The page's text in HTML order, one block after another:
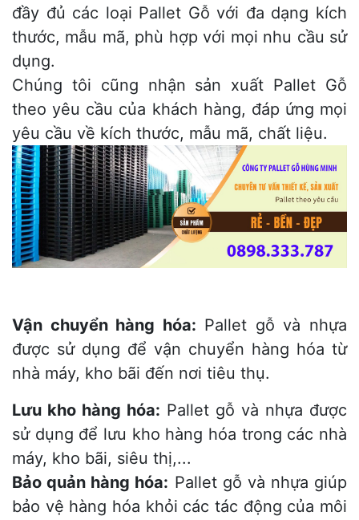
đầy đủ các loại Pallet Gỗ với đa dạng kích
thước, mẫu mã, phù hợp với mọi nhu cầu sử
dụng.
Chúng tôi cũng nhận sản xuất Pallet Gỗ
theo yêu cầu của khách hàng, đáp ứng mọi
yêu cầu về kích thước, mẫu mã, chất liệu.
Vận chuyển hàng hóa: Pallet gỗ và nhựa
được sử dụng để vận chuyển hàng hóa từ
nhà máy, kho bãi đến nơi tiêu thụ.
Lưu kho hàng hóa: Pallet gỗ và nhựa được
sử dụng để lưu kho hàng hóa trong các nhà
máy, kho bãi, siêu thị,...
Bảo quản hàng hóa: Pallet gỗ và nhựa giúp
bảo vệ hàng hóa khỏi các tác động của môi